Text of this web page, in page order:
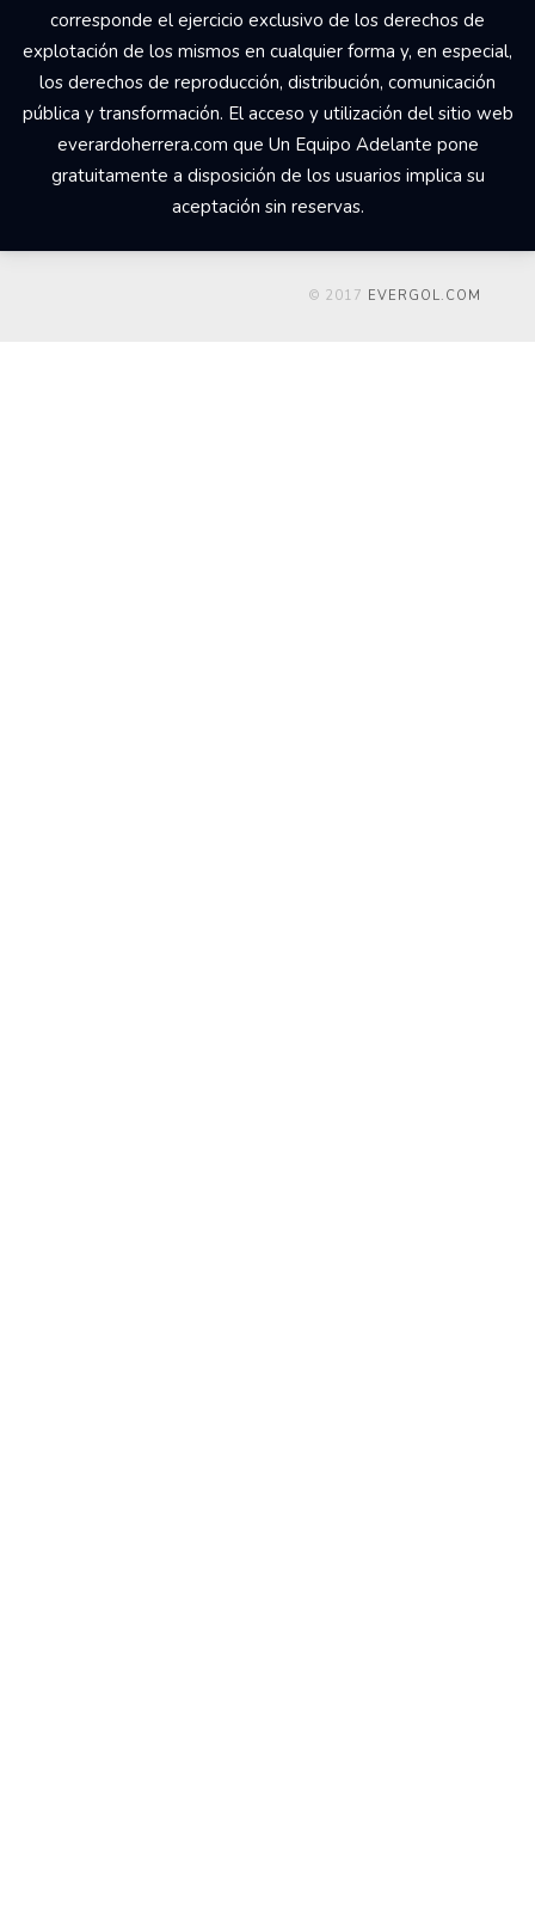
corresponde el ejercicio exclusivo de los derechos de
explotación de los mismos en cualquier forma y, en especial,
los derechos de reproducción, distribución, comunicación
pública y transformación. El acceso y utilización del sitio web
everardoherrera.com que Un Equipo Adelante pone
gratuitamente a disposición de los usuarios implica su
aceptación sin reservas.
© 2017 EVERGOL.COM